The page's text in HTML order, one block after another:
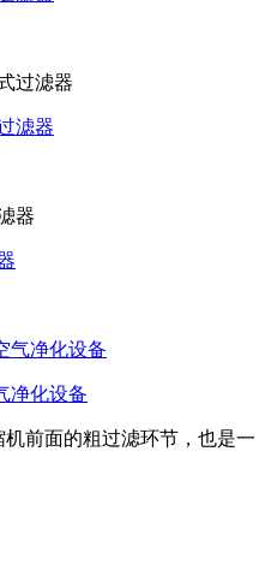
滤器
净化设备
前面的粗过滤环节，也是一